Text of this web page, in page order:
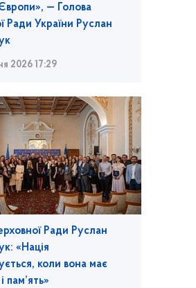
— Голова
Ради України Руслан
2026 17:29
Ради Руслан
«Нація
коли вона має
пам’ять»